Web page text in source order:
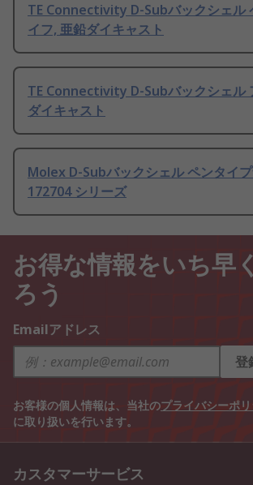
TE Connectivity D-Subバックシェル
イフ, 亜鉛ダイキャスト
TE Connectivity D-Subバックシェル
ダイキャスト
Molex D-Subバックシェル ペンタイ
172704 シリーズ
お得な情報をいち早
ろう
Emailアドレス
登
お客様の個人情報は、当社のプライバシーポ
に取り扱いを行います。
カスタマーサービス